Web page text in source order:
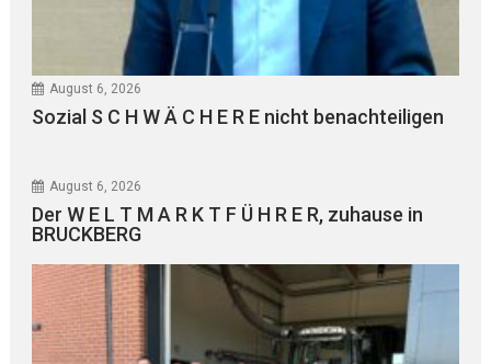
August 6, 2026
Sozial S C H W Ä C H E R E nicht benachteiligen
August 6, 2026
Der W E L T M A R K T F Ü H R E R, zuhause in
BRUCKBERG